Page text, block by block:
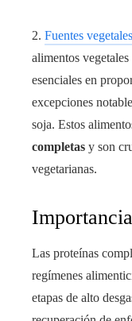
2. Fuentes
alimentos
esenciales en
excepciones
soja. Estos
completas y son
vegetarianas.
Las proteínas
regímenes
etapas de alto